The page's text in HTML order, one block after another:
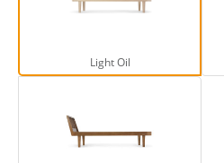
Light Oil
Light Oil
Smoked Oak